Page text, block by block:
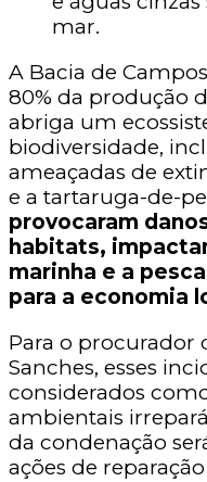
mar.
A Bacia de
80% da produção
abriga um
biodiversidade,
ameaçadas de
e a tartaruga-de-
provocaram
habitats,
marinha e a
para a economia
Para o procurador
Sanches, esses
considerados
ambientais
da condenação
ações de